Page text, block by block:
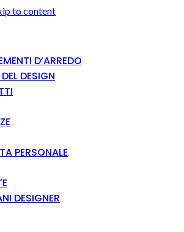
to content
D’ARREDO
DESIGN
PERSONALE
DESIGNER